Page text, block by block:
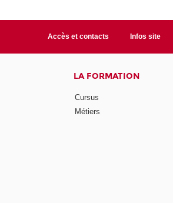
Accès et contacts Infos site
LA FORMATION
Cursus
Métiers